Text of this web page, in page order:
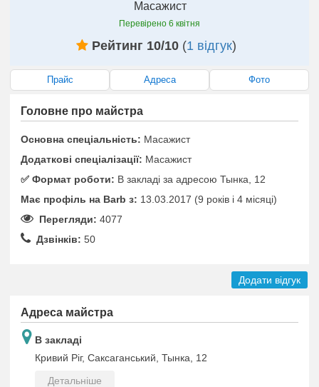
Масажист
Перевірено 6 квітня
Рейтинг 10/10(1 відгук)
Прайс Адреса Фото
Головне про майстра
Основна спеціальність: Масажист
Додаткові спеціалізації: Масажист
✅️ Формат роботи: В закладі за адресою Тынка, 12
Має профіль на Barb з: 13.03.2017 (9 років i 4 місяці)
Перегляди: 4077
Дзвінків: 50
Додати відгук
Адреса майстра
В закладі
Кривий Ріг, Саксаганський, Тынка, 12
Детальніше